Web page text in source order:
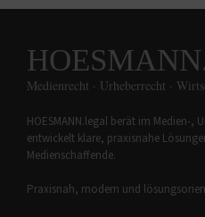
Medienrecht · Urheberrecht ·
HOESMANN.legal berät im Medien-,
entwickelt klare, praxisnahe
Medienschaffende.
Praxisnah, modern und